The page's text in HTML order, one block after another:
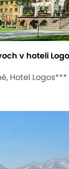
v hoteli
Hotel Logos***